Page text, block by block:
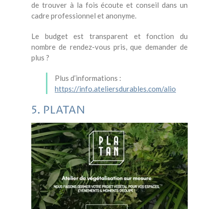
de trouver à la fois écoute et conseil dans un
cadre professionnel et anonyme.
Le budget est transparent et fonction du
nombre de rendez-vous pris, que demander de
plus ?
Plus d’informations :
https://info.ateliersdurables.com/alio
5. PLATAN